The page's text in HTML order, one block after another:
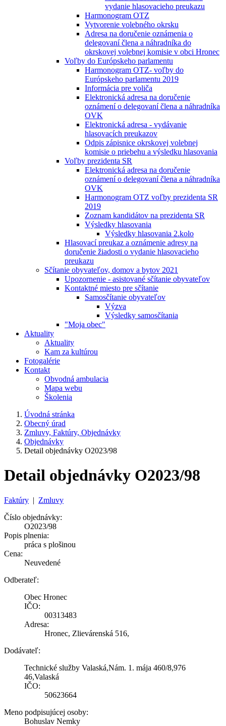
vydanie hlasovacieho preukazu
Harmonogram OTZ
Vytvorenie volebného okrsku
Adresa na doručenie oznámenia o
delegovaní člena a náhradníka do
okrskovej volebnej komisie v obci Hronec
Voľby do Európskeho parlamentu
Harmonogram OTZ- voľby do
Európskeho parlamentu 2019
Informácia pre voliča
Elektronická adresa na doručenie
oznámení o delegovaní člena a náhradníka
OVK
Elektronická adresa - vydávanie
hlasovacích preukazov
Odpis zápisnice okrskovej volebnej
komisie o priebehu a výsledku hlasovania
Voľby prezidenta SR
Elektronická adresa na doručenie
oznámení o delegovaní člena a náhradníka
OVK
Harmonogram OTZ voľby prezidenta SR
2019
Zoznam kandidátov na prezidenta SR
Výsledky hlasovania
Výsledky hlasovania 2.kolo
Hlasovací preukaz a oznámenie adresy na
doručenie žiadosti o vydanie hlasovacieho
preukazu
Sčítanie obyvateľov, domov a bytov 2021
Upozornenie - asistované sčítanie obyvateľov
Kontaktné miesto pre sčítanie
Samosčítanie obyvateľov
Výzva
Výsledky samosčítania
"Moja obec"
Aktuality
Aktuality
Kam za kultúrou
Fotogalérie
Kontakt
Obvodná ambulacia
Mapa webu
Školenia
Úvodná stránka
Obecný úrad
Zmluvy, Faktúry, Objednávky
Objednávky
Detail objednávky O2023/98
Detail objednávky O2023/98
Faktúry | Zmluvy
Číslo objednávky:
O2023/98
Popis plnenia:
práca s plošinou
Cena:
Neuvedené
Odberateľ:
Obec Hronec
IČO:
00313483
Adresa:
Hronec, Zlievárenská 516,
Dodávateľ:
Technické služby Valaská,Nám. 1. mája 460/8,976
46,Valaská
IČO:
50623664
Meno podpisujúcej osoby:
Bohuslav Nemky